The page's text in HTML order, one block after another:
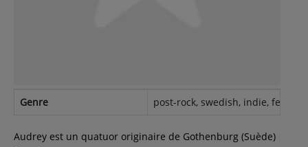
Genre post-rock, swedish, indie, female
Audrey est un quatuor originaire de Gothenburg (Suède)